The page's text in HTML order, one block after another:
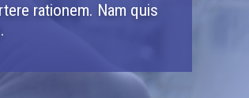
rationem. Nam quis